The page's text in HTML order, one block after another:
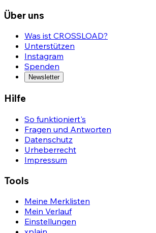
Über uns
Was ist CROSSLOAD?
Unterstützen
Instagram
Spenden
Newsletter
Hilfe
So funktioniert's
Fragen und Antworten
Datenschutz
Urheberrecht
Impressum
Tools
Meine Merklisten
Mein Verlauf
Einstellungen